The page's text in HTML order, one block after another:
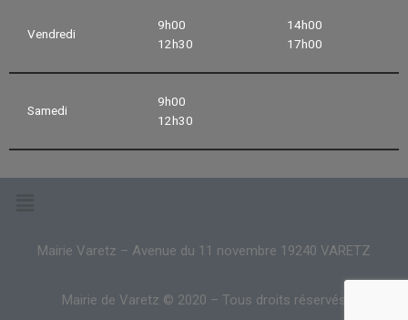
Vendredi
9h00
12h30
14h00
17h00
Samedi
9h00
12h30
Mairie Varetz – Avenue du 11 novembre 19240 VARETZ
Mairie de Varetz © 2020 – Tous droits réservés